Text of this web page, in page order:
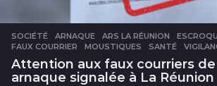
SOCIÉTÉ ARNAQUE ,ARS LA RÉUNION ,
FAUX COURRIER
,MOUSTIQUES ,SANTÉ ,
Attention aux faux courriers de
arnaque signalée à La Réunion